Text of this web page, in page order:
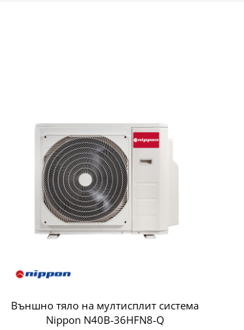
Външно тяло на мултисплит система
Nippon N40B-36HFN8-Q